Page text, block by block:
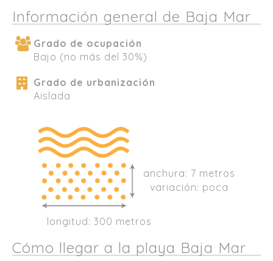
Información general de Baja Mar
Grado de ocupación
Bajo (no más del 30%)
Grado de urbanización
Aislada
anchura: 7 metros
variación: poca
longitud: 300 metros
Cómo llegar a la playa Baja Mar